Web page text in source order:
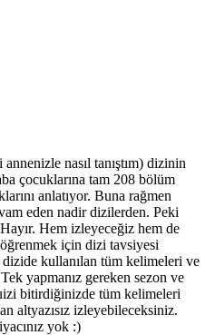
nasıl tanıştım) dizinin
çocuklarına tam 208 bölüm
anlatıyor. Buna rağmen
eden nadir dizilerden. Peki
Hem izleyeceğiz hem de
için dizi tavsiyesi
kullanılan tüm kelimeleri ve
yapmanız gereken sezon ve
bitirdiğinizde tüm kelimeleri
altyazısız izleyebileceksiniz.
yok :)